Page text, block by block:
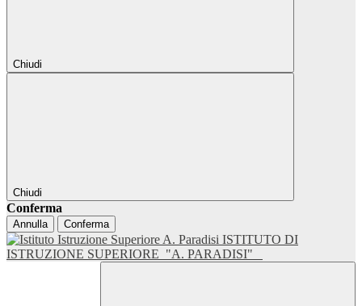
Chiudi
Chiudi
Conferma
Annulla Conferma
ISTITUTO DI
ISTRUZIONE SUPERIORE "A. PARADISI"